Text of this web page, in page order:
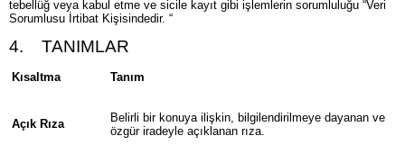
tebellüğ veya kabul etme ve sicile kayıt gibi işlemlerin sorumluluğu “Veri
Sorumlusu İrtibat Kişisindedir. “
4. TANIMLAR
Kısaltma Tanım
Açık Rıza
Belirli bir konuya ilişkin, bilgilendirilmeye dayanan ve
özgür iradeyle açıklanan rıza.